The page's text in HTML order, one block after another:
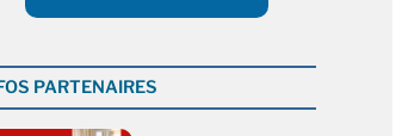
PARTENAIRES